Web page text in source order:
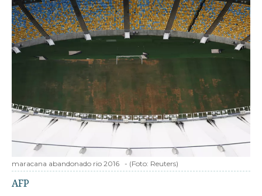
maracana abandonado rio 2016 - (Foto: Reuters)
AFP